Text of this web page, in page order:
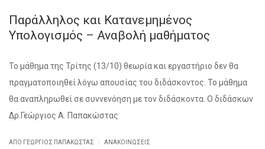
Παράλληλος και Κατανεμημένος
Υπολογισμός – Αναβολή μαθήματος
Το μάθημα της Τρίτης (13/10) θεωρία και εργαστήριο δεν θα
πραγματοποιηθεί λόγω απουσίας του διδάσκοντος. Το μάθημα
θα αναπληρωθεί σε συννενόηση με τον διδάσκοντα. Ο διδάσκων
Δρ.Γεώργιος Α. Παπακώστας
ΑΠΌ ΓΕΏΡΓΙΟΣ ΠΑΠΑΚΏΣΤΑΣ ΑΝΑΚΟΙΝΏΣΕΙΣ